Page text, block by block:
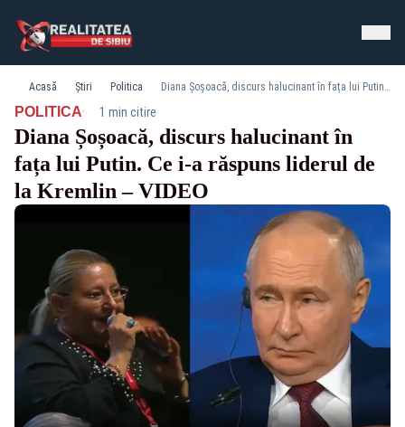
Acasă Știri Politica Diana Șoșoacă, discurs halucinant în fața lui Putin. Ce i-a răspuns liderul de la Kremlin – VIDEO
POLITICA· 1 min citire
Diana Șoșoacă, discurs halucinant în
fața lui Putin. Ce i-a răspuns liderul de
la Kremlin – VIDEO